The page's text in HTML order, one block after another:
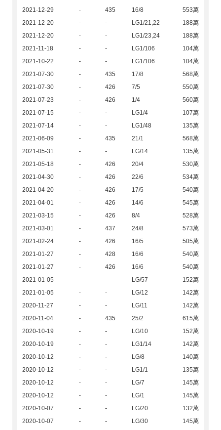
2021-12-29
- 435 16/8
553萬
2021-12-20
- - LG1/21,22
188萬
2021-12-20
- - LG1/23,24
188萬
2021-11-18
- - LG1/106
104萬
2021-10-22
- - LG1/106
104萬
2021-07-30
- 435 17/8
568萬
2021-07-30
- 426 7/5
550萬
2021-07-23
- 426 1/4
560萬
2021-07-15
- - LG1/4
107萬
2021-07-14
- - LG1/48
135萬
2021-06-09
- 435 21/1
568萬
2021-05-31
- - LG/14
135萬
2021-05-18
- 426 20/4
530萬
2021-04-30
- 426 22/6
534萬
2021-04-20
- 426 17/5
540萬
2021-04-01
- 426 14/6
545萬
2021-03-15
- 426 8/4
528萬
2021-03-01
- 437 24/8
573萬
2021-02-24
- 426 16/5
505萬
2021-01-27
- 428 16/6
540萬
2021-01-27
- 426 16/6
540萬
2021-01-05
- - LG/57
152萬
2021-01-05
- - LG/12
142萬
2020-11-27
- - LG/11
142萬
2020-11-04
- 435 25/2
615萬
2020-10-19
- - LG/10
152萬
2020-10-19
- - LG1/14
142萬
2020-10-12
- - LG/8
140萬
2020-10-12
- - LG1/1
135萬
2020-10-12
- - LG/7
145萬
2020-10-12
- - LG/1
145萬
2020-10-07
- - LG/20
132萬
2020-10-07
- - LG/30
145萬